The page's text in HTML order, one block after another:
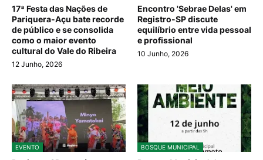
17ª Festa das Nações de
Pariquera-Açu bate recorde
de público e se consolida
como o maior evento
cultural do Vale do Ribeira
12 Junho, 2026
Encontro 'Sebrae Delas' em
Registro-SP discute
equilíbrio entre vida pessoal
e profissional
10 Junho, 2026
EVENTO BOSQUE MUNICIPAL